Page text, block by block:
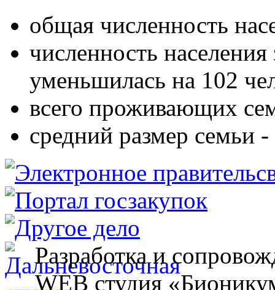
общая численность
численность
уменьшилась на 102
всего проживающих
средний размер семьи -
Разработка и
WEB студия